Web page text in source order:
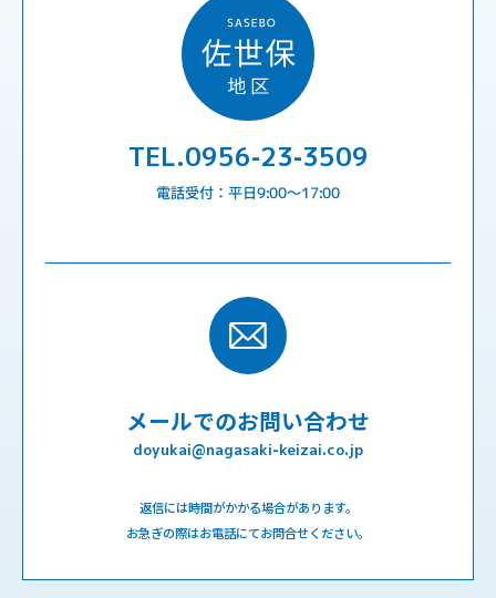
TEL.0956-23-3509
電話受付：平日9:00〜17:00
メールでのお問い合わせ
doyukai@nagasaki-keizai.co.jp
返信には時間がかかる場合があります。
お急ぎの際はお電話にてお問合せください。